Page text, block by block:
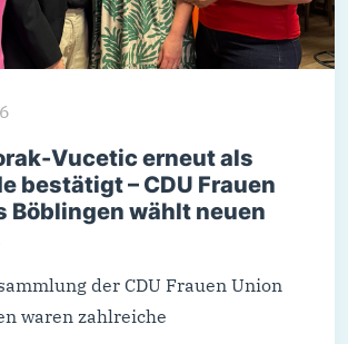
Vucetic erneut als
bestätigt – CDU Frauen
Böblingen wählt neuen
der CDU Frauen Union
waren zahlreiche